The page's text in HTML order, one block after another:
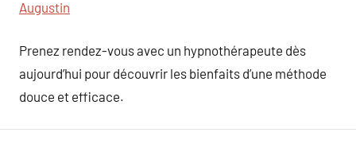
Augustin
Prenez rendez-vous avec un hypnothérapeute dès
aujourd’hui pour découvrir les bienfaits d’une méthode
douce et efficace.